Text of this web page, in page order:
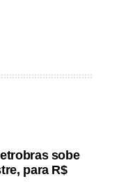
sobe
para R$